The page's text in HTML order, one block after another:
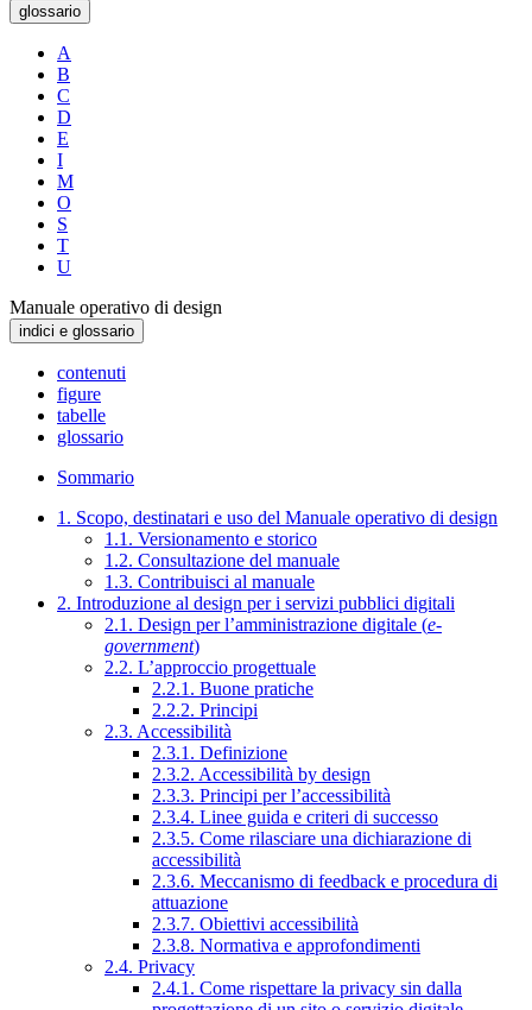
glossario
A
B
C
D
E
I
M
O
S
T
U
Manuale operativo di design
indici e glossario
contenuti
figure
tabelle
glossario
Sommario
1. Scopo, destinatari e uso del Manuale operativo di design
1.1. Versionamento e storico
1.2. Consultazione del manuale
1.3. Contribuisci al manuale
2. Introduzione al design per i servizi pubblici digitali
2.1. Design per l’amministrazione digitale (e-
government)
2.2. L’approccio progettuale
2.2.1. Buone pratiche
2.2.2. Principi
2.3. Accessibilità
2.3.1. Definizione
2.3.2. Accessibilità by design
2.3.3. Principi per l’accessibilità
2.3.4. Linee guida e criteri di successo
2.3.5. Come rilasciare una dichiarazione di
accessibilità
2.3.6. Meccanismo di feedback e procedura di
attuazione
2.3.7. Obiettivi accessibilità
2.3.8. Normativa e approfondimenti
2.4. Privacy
2.4.1. Come rispettare la privacy sin dalla